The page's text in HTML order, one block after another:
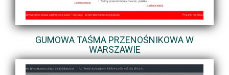
GUMOWA TAŚMA PRZENOŚNIKOWA W
WARSZAWIE